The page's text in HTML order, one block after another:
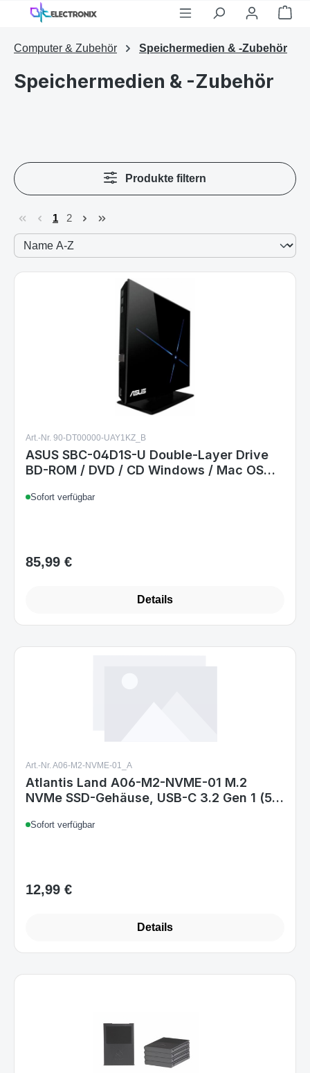
Zum Hauptinhalt springen
Computer & Zubehör Speichermedien & -Zubehör
Speichermedien & -Zubehör
Produkte filtern
Seite
1
Seite
2
Art.-Nr. 90-DT00000-UAY1KZ_B
ASUS SBC-04D1S-U Double-Layer Drive
BD-ROM / DVD / CD Windows / Mac OS
Sofort verfügbar
Regulärer Preis:
85,99 €
Details
Art.-Nr. A06-M2-NVME-01_A
Atlantis Land A06-M2-NVME-01 M.2
NVMe SSD-Gehäuse, USB-C 3.2 Gen 1 (5
30/42/60/80 mm
Sofort verfügbar
Regulärer Preis:
12,99 €
Details